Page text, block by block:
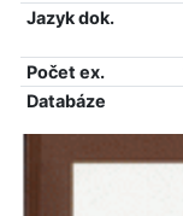
Jazyk dok.
Počet ex.
Databáze